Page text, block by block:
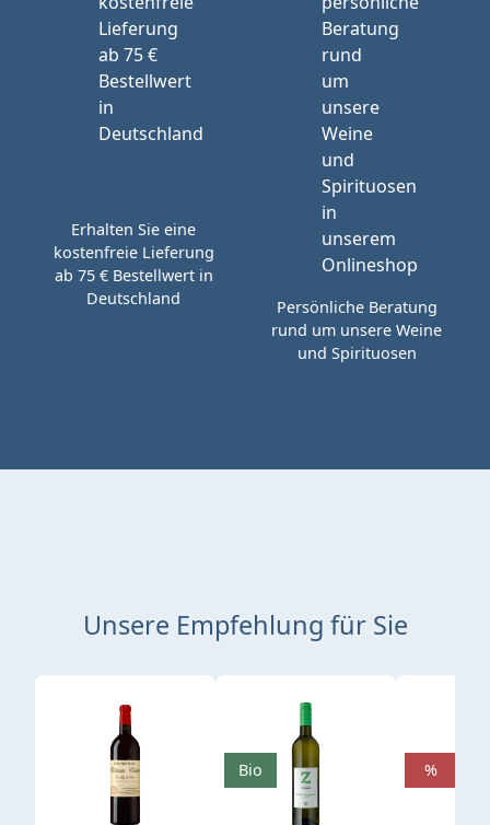
Erhalten Sie eine
kostenfreie Lieferung
ab 75 € Bestellwert in
Deutschland
Persönliche Beratung
rund um unsere Weine
und Spirituosen
Unsere Empfehlung für Sie
Produktgalerie überspringen
Bio %